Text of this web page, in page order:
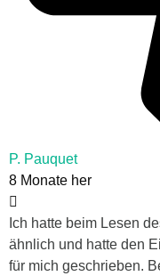
P. Pauquet
8 Monate her
Ich hatte beim Lesen
ähnlich und hatte den
für mich geschrieben.